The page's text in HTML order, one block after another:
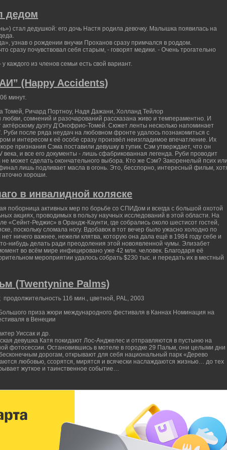
дедом
стал дедушкой: его дочь Настя родила девочку. Малышка появилась на
узнав о рождении внучки Проханов сразу примчался в роддом.
сразу почувствовал себя старым, - говорят медики. - Очень трогательно
из членов семьи есть свой вариант.
(Happy Accidents)
минут.
Томей, Ричард Портноу, Надя Дажани, Холланд Тейлор
любви, сомнений и разочарований рассказана живо и темпераментно. И
актёрскому дуэту Д’Онофрио-Томей. Сюжет ленты несколько напоминает
Руби после ряда неудач на любовном фронте удалось познакомиться с
и интересом к её особе сразу произвёл неизгладимое впечатление. Их
признания Сэма поставили девушку в тупик. Сэм утверждает, что он
и все его документы - лишь сфабрикованная легенда. Руби проводит
может сделать окончательного выбора. Кто же Сэм? Закоренелый псих или
лишь подливает масла в огонь. Это, бесспорно, интересный фильм,
хороши.
в инвалидной коляске
поборница активных мер по борьбе со СПИДом и всегда с большой охотой
акциях, проводимых в пользу научных исследований в этой области. На
«Сейнт-Реджис» в Орандж-Каунти, где собрались около шестисот гостей,
поскольку сломала ногу. Вдобавок в тот вечер было ужасно холодно по
ничего важнее, нежели клятва, которую она дала ещё в 1984 году себе и
нибудь делать ради преодоления этой новоявленной чумы. Элизабет
во всём мире инфицировано уже 42 млн. человек. Благодаря её
мероприятии удалось собрать $230 тыс. и передать их в местный
(Twentynine Palms)
116 мин., цветной, PAL, 2003
приза жюри международного фестиваля в Каннах Номинация на
в Венеции
Уиссак и др.
девушка Катя покидают Лос-Анджелес и отправляются в пустыню на
фотосессии. Остановившись в мотеле в городке 29 Пальм, они целыми дни
дорогам, открывают для себя национальный парк «Дерево
любовью, ссорятся, мирятся и всячески наслаждаются жизнью… до тех
жуткое и таинственное событие…